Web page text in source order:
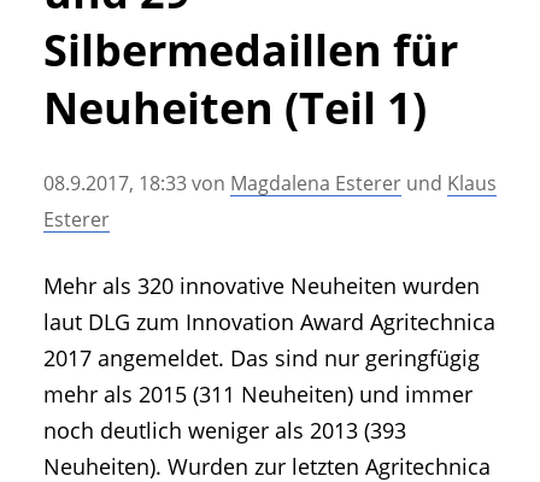
• Messen und Veranstaltungen
• Mitteilung der Redaktion
• Agritechnica Neuheiten Archiv
Silbermedaillen für
Neuheiten (Teil 1)
08.9.2017, 18:33von Magdalena Esterer und Klaus
Esterer
Mehr als 320 innovative Neuheiten wurden
laut DLG zum Innovation Award Agritechnica
2017 angemeldet. Das sind nur geringfügig
mehr als 2015 (311 Neuheiten) und immer
noch deutlich weniger als 2013 (393
Neuheiten). Wurden zur letzten Agritechnica